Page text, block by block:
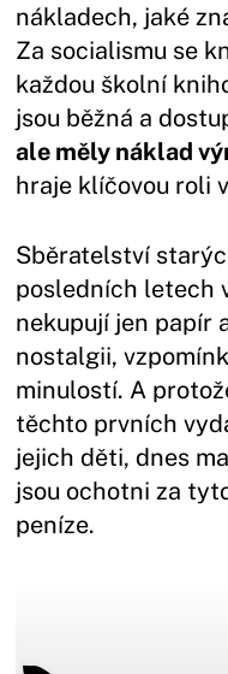
nákladech, jaké
Za socialismu se
každou školní
jsou běžná a
ale měly náklad
hraje klíčovou roli
Sběratelství
posledních letech
nekupují jen papír
nostalgii,
minulostí. A
těchto prvních
jejich děti, dnes
jsou ochotni za
peníze.